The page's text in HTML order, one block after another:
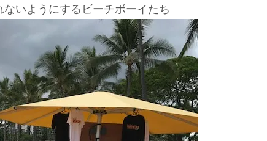
いようにするビーチボーイたち